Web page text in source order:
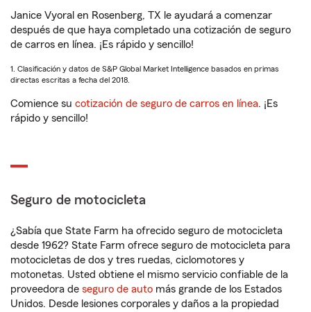
Janice Vyoral en Rosenberg, TX le ayudará a comenzar
después de que haya completado una cotización de seguro
de carros en línea. ¡Es rápido y sencillo!
1. Clasificación y datos de S&P Global Market Intelligence basados en primas
directas escritas a fecha del 2018.
Comience su cotización de seguro de carros en línea. ¡Es
rápido y sencillo!
Seguro de motocicleta
¿Sabía que State Farm ha ofrecido seguro de motocicleta
desde 1962? State Farm ofrece seguro de motocicleta para
motocicletas de dos y tres ruedas, ciclomotores y
motonetas. Usted obtiene el mismo servicio confiable de la
proveedora de seguro de auto más grande de los Estados
Unidos. Desde lesiones corporales y daños a la propiedad